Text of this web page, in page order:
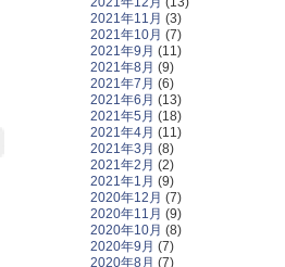
2021年11月 (3)
2021年10月 (7)
2021年9月 (11)
2021年8月 (9)
2021年7月 (6)
2021年6月 (13)
2021年5月 (18)
2021年4月 (11)
2021年3月 (8)
2021年2月 (2)
2021年1月 (9)
2020年12月 (7)
2020年11月 (9)
2020年10月 (8)
2020年9月 (7)
2020年8月 (7)